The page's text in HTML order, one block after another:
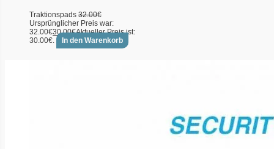
Traktionspads 32.00€
Ursprünglicher Preis war:
32.00€30.00€Aktueller Preis ist:
30.00€.
In den Warenkorb